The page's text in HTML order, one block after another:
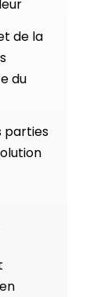
de la
du
parties